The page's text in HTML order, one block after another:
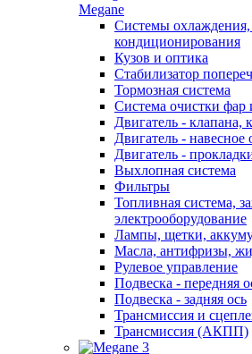
Megane
Системы охлаждения,
кондиционирования
Кузов и оптика
Стабилизатор
Тормозная система
Система очистки фар
Двигатель - клапана,
Двигатель - навесное
Двигатель -
Выхлопная система
Фильтры
Топливная система,
электрооборудование
Лампы, щетки,
Масла, антифризы,
Рулевое управление
Подвеска - передняя
Подвеска - задняя ось
Трансмиссия и
Трансмиссия (АКПП)